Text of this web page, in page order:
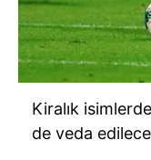
Kiralık
de veda